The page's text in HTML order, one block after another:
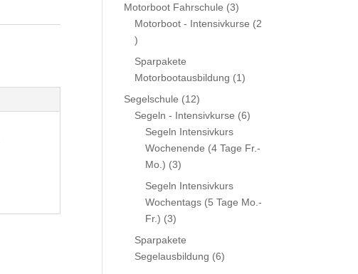
Motorboot Fahrschule 33
Produkte
Motorboot - Intensivkurse
2
2
Produkte
Sparpakete
Motorbootausbildung
11
Segelschule 1212
Produkte
Segeln - Intensivkurse 66
Segeln Intensivkurs
Wochenende (4 Tage Fr.-
Mo.)
33
Produkte
Segeln Intensivkurs
Wochentags (5 Tage Mo.-
Fr.)
33
Sparpakete
Segelausbildung
66